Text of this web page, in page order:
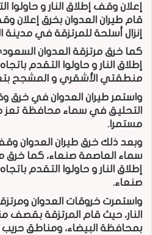
إعلان وقف إطلاق النار و حاولوا
قام طيران العدوان بخرق إعلان
إنزال أسلحة للمرتزقة في مدينة
كما خرق مرتزقة العدوان
إطلاق النار و حاولوا التقدم
منطقتي الأشقري و المشجح
واستمر طيران العدوان في خرق
التحليق في سماء محافظة تعز
مستمرا.
وبعد ذلك خرق طيران العدوان
سماء العاصمة صنعاء، كما خرق
إطلاق النار و حاولوا التقدم
صنعاء.
واستمرت خروقات العدوان
النار، حيث قام المرتزقة
بمحافظة البيضاء، ومناطق